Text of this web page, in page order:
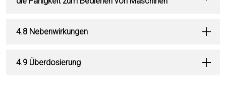
4.8 Nebenwirkungen
4.9 Überdosierung